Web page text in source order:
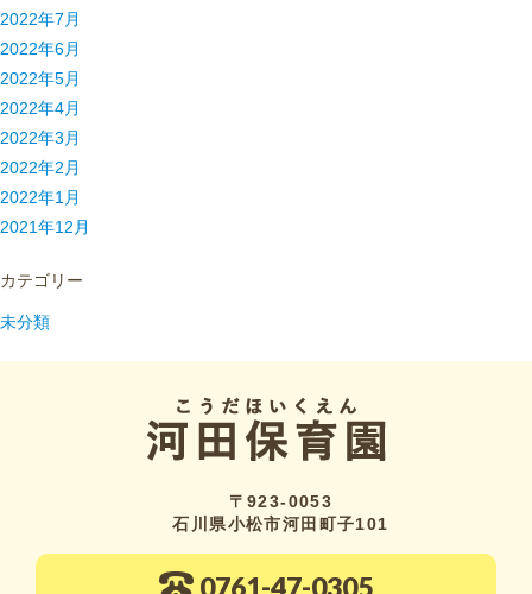
2022年7月
2022年6月
2022年5月
2022年4月
2022年3月
2022年2月
2022年1月
2021年12月
カテゴリー
未分類
〒923-0053
石川県小松市河田町子101
0761-47-0305